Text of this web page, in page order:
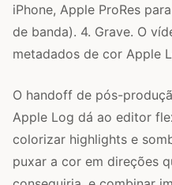
iPhone, Apple ProRes
de banda). 4. Grave. O
metadados de cor Apple
O handoff de pós-
Apple Log dá ao editor
colorizar highlights e
puxar a cor em direções